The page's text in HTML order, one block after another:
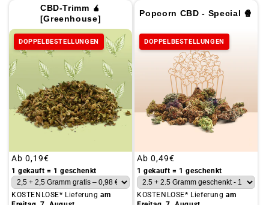
CBD-Trimm 🧉
[Greenhouse]
DOPPELBESTELLUNGEN
Üblicher
Preis
Ab 0,19€
1 gekauft = 1 geschenkt
KOSTENLOSE* Lieferungam
Popcorn CBD - Special 🍿
DOPPELBESTELLUNGEN
Üblicher
Preis
Ab 0,49€
1 gekauft = 1 geschenkt
KOSTENLOSE* Lieferungam